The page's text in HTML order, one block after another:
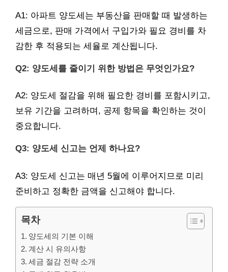
A1: 아파트 양도세는 부동산을 판매할 때 발생하는
세금으로, 판매 가격에서 구입가와 필요 경비를 차
감한 후 적용되는 세율로 계산됩니다.
Q2: 양도세를 줄이기 위한 방법은 무엇인가요?
A2: 양도세 절감을 위해 필요한 경비를 포함시키고,
보유 기간을 고려하며, 공제 항목을 확인하는 것이
중요합니다.
Q3: 양도세 신고는 언제 하나요?
A3: 양도세 신고는 매년 5월에 이루어지므로 미리
준비하고 정확한 금액을 신고해야 합니다.
목차
양도세의 기본 이해
계산 시 유의사항
세금 절감 전략 소개